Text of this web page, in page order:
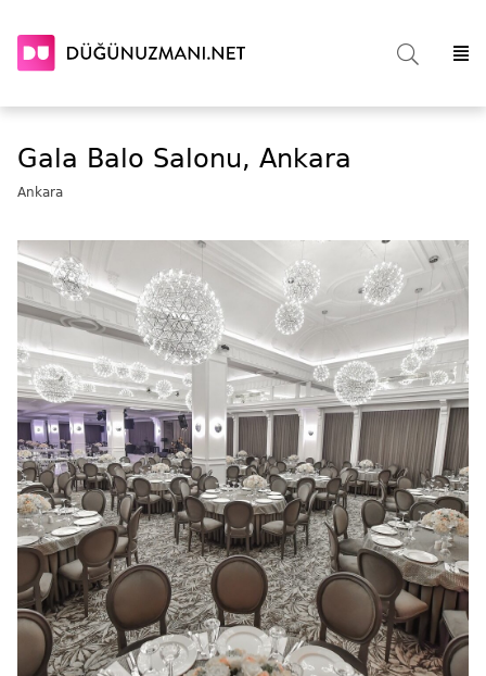
Gala Balo Salonu, Ankara
Ankara